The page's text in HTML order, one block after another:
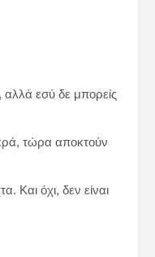
αλλά εσύ δε μπορείς
τώρα αποκτούν
Και όχι, δεν είναι